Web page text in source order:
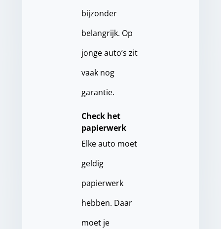
bijzonder
belangrijk. Op
jonge auto’s zit
vaak nog
garantie.
Check het
papierwerk
Elke auto moet
geldig
papierwerk
hebben. Daar
moet je